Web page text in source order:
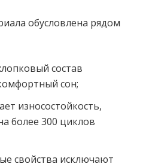
обусловлена рядом
состав
сон;
износостойкость,
более 300 циклов
свойства исключают